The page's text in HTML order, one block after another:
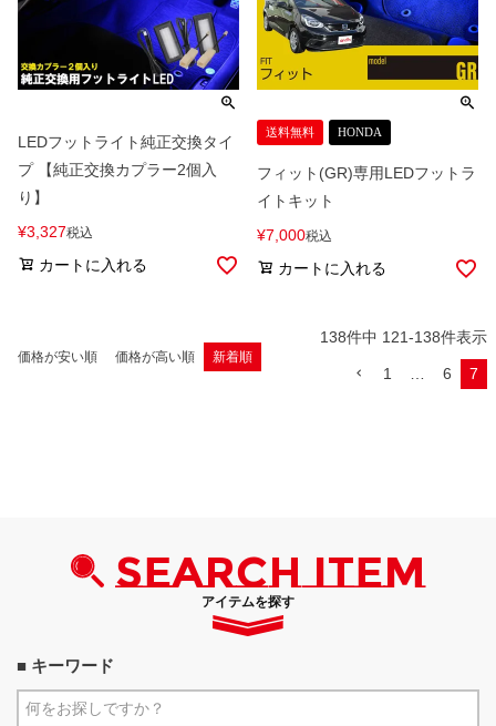
LEDフットライト純正交換タイ
プ 【純正交換カプラー2個入
り】
¥3,327税込
カートに入れる
送料無料 HONDA
フィット(GR)専用LEDフットラ
イトキット
¥7,000税込
カートに入れる
価格が安い順 価格が高い順 新着順
138件中 121-138件表示
1 6 7
SEARCH ITEM
アイテムを探す
■ キーワード